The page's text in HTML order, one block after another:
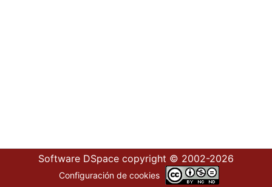
Software DSpace copyright © 2002-2026
Configuración de cookies